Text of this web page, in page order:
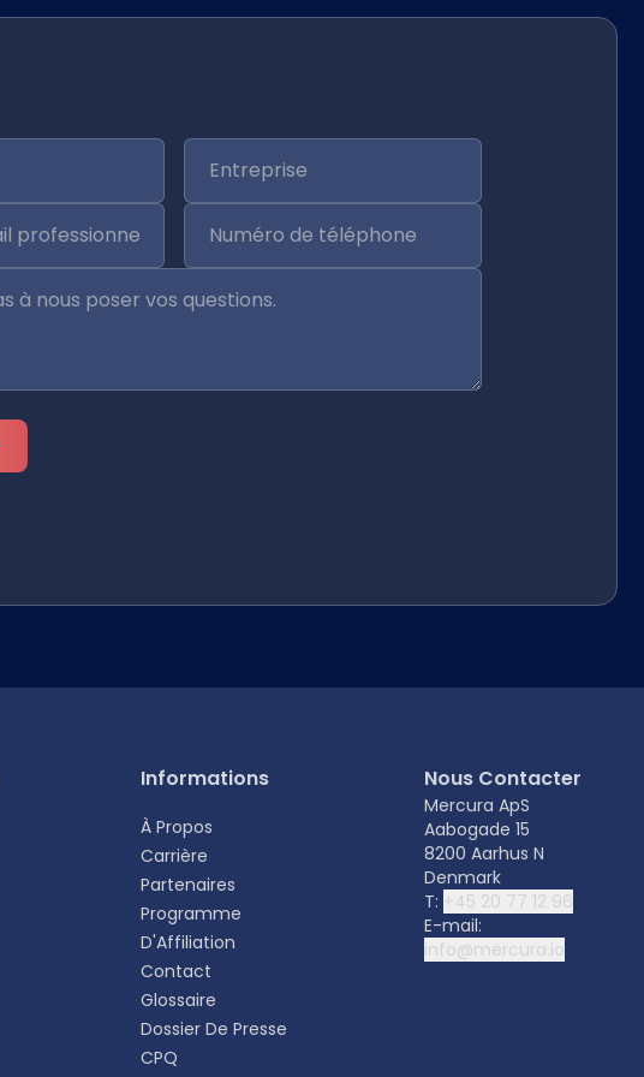
Informations
À Propos
Carrière
Partenaires
Programme
D'Affiliation
Contact
Glossaire
Dossier De Presse
CPQ
Nous Contacter
Mercura ApS
Aabogade 15
8200 Aarhus N
Denmark
T: +45 20 77 12 96
E-mail:
info@mercura.io